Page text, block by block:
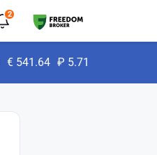
2
€ 541.64 ₽ 5.71